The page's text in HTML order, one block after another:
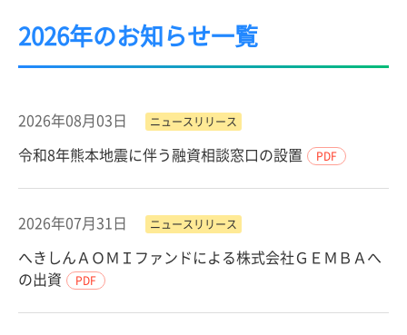
2026年のお知らせ一覧
2026年08月03日 ニュースリリース
令和8年熊本地震に伴う融資相談窓口の設置 PDF
2026年07月31日 ニュースリリース
へきしんＡＯＭＩファンドによる株式会社ＧＥＭＢＡへ
の出資
PDF